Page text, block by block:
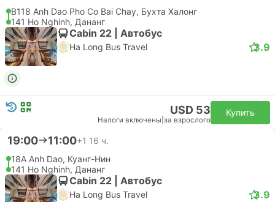
B118 Anh Dao Pho Co Bai Chay, Бухта Халонг
141 Ho Nghinh, Дананг
Cabin 22 | Автобус
Ha Long Bus Travel 3.9
USD 53
Налоги включены за взрослого
Купить
19:00 11:00+1 16 ч.
18A Anh Dao, Куанг-Нин
141 Ho Nghinh, Дананг
Cabin 22 | Автобус
Ha Long Bus Travel 3.9